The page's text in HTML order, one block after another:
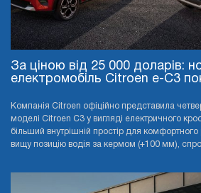
За ціною від 25 000 доларів:
електромобіль Citroen e-C3
Компанія Citroen офіційно представила
моделі Citroen C3 у вигляді електричного
більший внутрішній простір для
вищу позицію водія за кермом (+100 мм),